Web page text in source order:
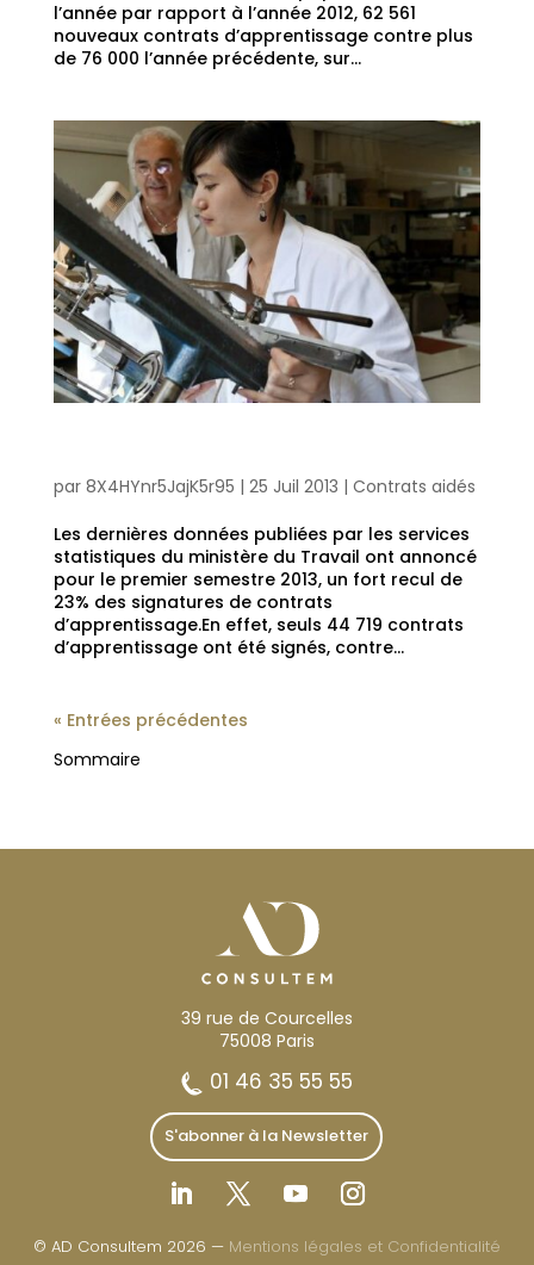
l’année par rapport à l’année 2012, 62 561
nouveaux contrats d’apprentissage contre plus
de 76 000 l’année précédente, sur...
par 8X4HYnr5JajK5r95 | 25 Juil 2013 | Contrats aidés
Les dernières données publiées par les services
statistiques du ministère du Travail ont annoncé
pour le premier semestre 2013, un fort recul de
23% des signatures de contrats
d’apprentissage.En effet, seuls 44 719 contrats
d’apprentissage ont été signés, contre...
« Entrées précédentes
Sommaire
39 rue de Courcelles
75008 Paris
01 46 35 55 55
S'abonner à la Newsletter
© AD Consultem 2026 — Mentions légales et Confidentialité